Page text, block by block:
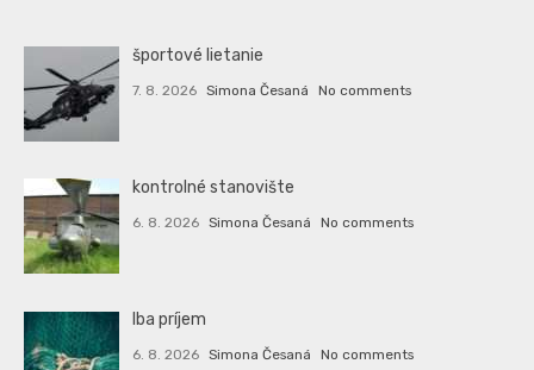
športové lietanie
7. 8. 2026 Simona Česaná No comments
kontrolné stanovište
6. 8. 2026 Simona Česaná No comments
Iba príjem
6. 8. 2026 Simona Česaná No comments